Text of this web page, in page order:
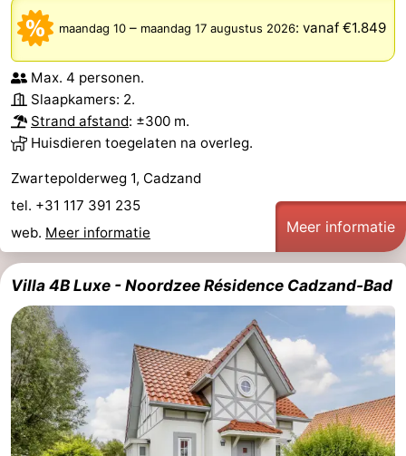
centra
Dorpen
&
Steden
Natuur
Sporten
-
Fietsen
-
Wandelen
-
Paardrijden
-
Golfbanen
-
Surfen
Eten
en
Haaientanden
maandag 10 – maandag 17 augustus 2026: vanaf €1.849
Max. 4 personen.
Slaapkamers: 2.
Strand afstand: ±300 m.
Huisdieren toegelaten na overleg.
Zwartepolderweg 1, Cadzand
tel. +31 117 391 235
web. Meer informatie Meer informatie
Villa 4B Luxe - Noordzee Résidence Cadzand-Bad